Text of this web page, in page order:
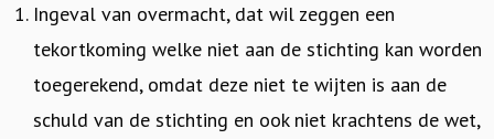
Ingeval van overmacht, dat wil zeggen een
tekortkoming welke niet aan de stichting kan worden
toegerekend, omdat deze niet te wijten is aan de
schuld van de stichting en ook niet krachtens de wet,